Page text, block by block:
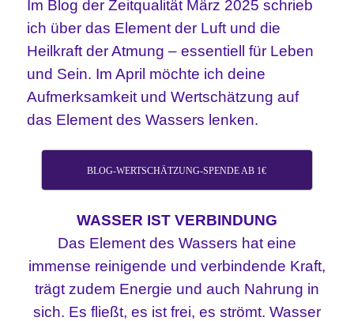
Im Blog der Zeitqualität März 2025 schrieb
ich über das Element der Luft und die
Heilkraft der Atmung – essentiell für Leben
und Sein. Im April möchte ich deine
Aufmerksamkeit und Wertschätzung auf
das Element des Wassers lenken.
BLOG-WERTSCHÄTZUNG-SPENDE AB 1€
WASSER IST VERBINDUNG
Das Element des Wassers hat eine
immense reinigende und verbindende Kraft,
trägt zudem Energie und auch Nahrung in
sich. Es fließt, es ist frei, es strömt. Wasser